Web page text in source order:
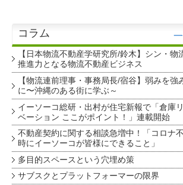
コラム
【日本物流不動産学研究所/鈴木】シン・物
推進力となる物流不動産ビジネス
【物流連前理事・事務局長/宿谷】弱みを強
に〜沖縄のある街に学ぶ～
イーソーコ総研・出村が住宅新報で「倉庫
ベーション ここがポイント！」連載開始
不動産契約に関する相談急増中！「コロナ
時にイーソーコが皆様にできること」
多目的スペースという穴埋め策
サブスクとプラットフォーマーの限界